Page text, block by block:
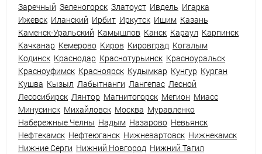
Заречный Зеленогорск Златоуст Ивдель Игарка
Ижевск Иланский Ирбит Иркутск Ишим Казань
Каменск-Уральский Камышлов Канск Караул Карпинск
Качканар Кемерово Киров Кировград Когалым
Кодинск Краснодар Краснотурьинск Красноуральск
Красноуфимск Красноярск Кудымкар Кунгур Курган
Кушва Кызыл Лабытнанги Лангепас Лесной
Лесосибирск Лянтор Магнитогорск Мегион Миасс
Минусинск Михайловск Москва Муравленко
Набережные Челны Надым Назарово Невьянск
Нефтекамск Нефтеюганск Нижневартовск Нижнекамск
Нижние Серги Нижний Новгород Нижний Тагил